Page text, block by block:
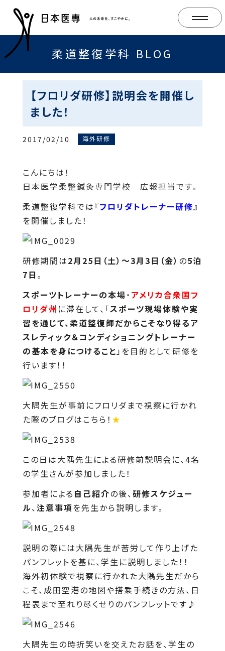
柔道整復学科 BLOG
【フロリダ研修】説明会を開催し
ました！
2017/02/10 海外研修
こんにちは！
日本医学柔整鍼灸専門学校 広報担当です。
柔道整復学科では『フロリダトレーナー研修』
を開催しました！
研修期間は2月25日（土）～3月3日（金） の5泊
7日 。
スポーツトレーナーの本場・ アメリカ合衆国フ
ロリダ州 に滞在して、「スポーツ現場体験や実
習を通じて、柔道整復師だからこそなり得るア
スレティック＆コンディショニングトレーナー
の基本を身につけること」を目的として研修を
行います！！
大隅先生が事前にフロリダまで視察に行かれ
た際のブログは こちら ！ ★
この日は大隅先生による研修前説明会に、4名
の学生さんが参加しました！
参加者による 自己紹介の後、研修スケジュー
ル、注意事項を先生から説明します。
説明の際には大隅先生が苦労して作り上げた
パンフレットを基に、学生に説明しました！！
海外初体験で視察に行かれた大隅先生だから
こそ、成田空港の地図や搭乗手続きの方法、日
程表まで至れり尽くせりのパンフレットです♪
大隅先生の時折笑いを交えたお話を、学生の